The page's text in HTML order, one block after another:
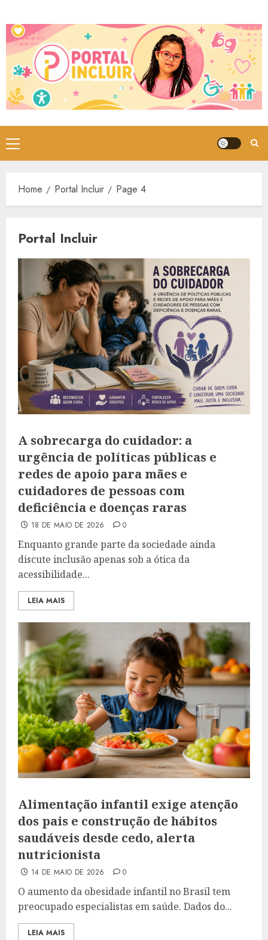
to
content
Primary
Menu
Home Portal Incluir Page 4
Portal Incluir
A sobrecarga do cuidador: a
urgência de políticas públicas e
redes de apoio para mães e
cuidadores de pessoas com
deficiência e doenças raras
18 DE MAIO DE 2026 0
Enquanto grande parte da sociedade ainda
discute inclusão apenas sob a ótica da
acessibilidade...
LEIA MAIS
Alimentação infantil exige atenção
dos pais e construção de hábitos
saudáveis desde cedo, alerta
nutricionista
14 DE MAIO DE 2026 0
O aumento da obesidade infantil no Brasil tem
preocupado especialistas em saúde. Dados do...
LEIA MAIS